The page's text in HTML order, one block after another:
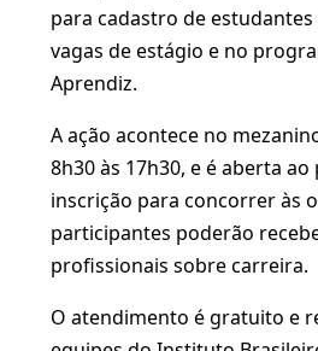
para cadastro de
vagas de estágio e no
Aprendiz.
A ação acontece no
8h30 às 17h30, e é aberta
inscrição para concorrer às
participantes poderão
profissionais sobre carreira.
O atendimento é gratuito e